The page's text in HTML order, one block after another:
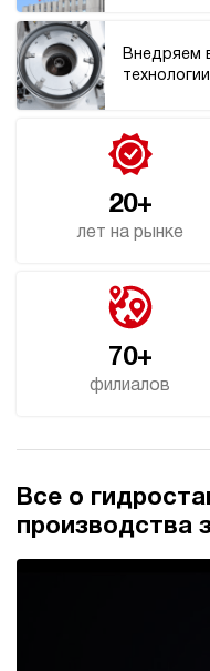
Внедряем
технологии
20+
лет на рынке
70+
филиалов
Все о
производства